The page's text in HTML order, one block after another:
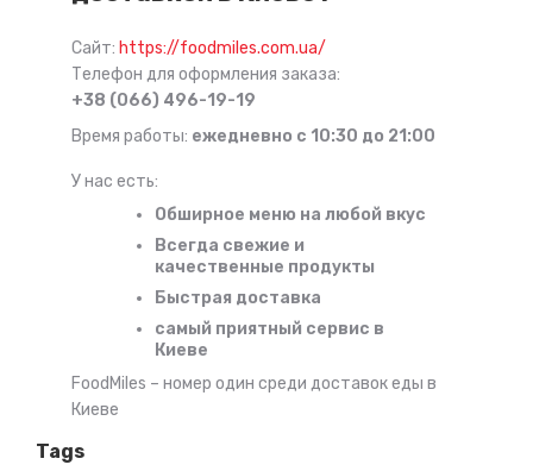
Сайт: https://foodmiles.com.ua/
Телефон для оформления заказа:
+38 (066) 496-19-19
Время работы: ежедневно с 10:30 до 21:00
У нас есть:
Обширное меню на любой вкус
Всегда свежие и
качественные продукты
Быстрая доставка
самый приятный сервис в
Киеве
FoodMiles – номер один среди доставок еды в
Киеве
Tags